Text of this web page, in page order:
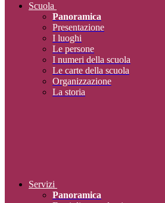
Scuola
Panoramica
Presentazione
I luoghi
Le persone
I numeri della scuola
Le carte della scuola
Organizzazione
La storia
Servizi
Panoramica